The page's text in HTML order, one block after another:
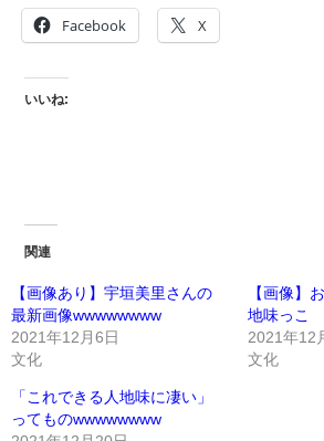
Facebook X
いいね:
関連
【画像あり】宇垣美里さんの
最新画像wwwwwwww
2021年12月6日
文化
【画像】
地味っこ
2021年12
文化
「これできる人地味に凄い」
ってものwwwwwwww